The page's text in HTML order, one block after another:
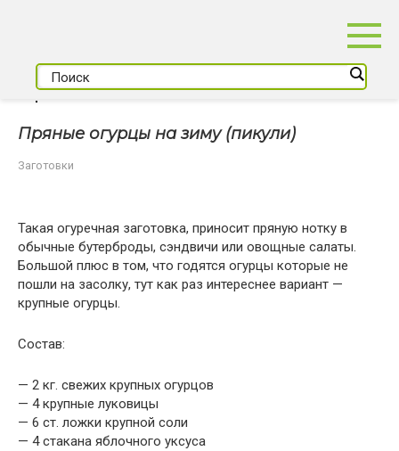
Пряные огурцы на зиму (пикули)
Заготовки
Такая огуречная заготовка, приносит пряную нотку в
обычные бутерброды, сэндвичи или овощные салаты.
Большой плюс в том, что годятся огурцы которые не
пошли на засолку, тут как раз интереснее вариант —
крупные огурцы.
Состав:
— 2 кг. свежих крупных огурцов
— 4 крупные луковицы
— 6 ст. ложки крупной соли
— 4 стакана яблочного уксуса